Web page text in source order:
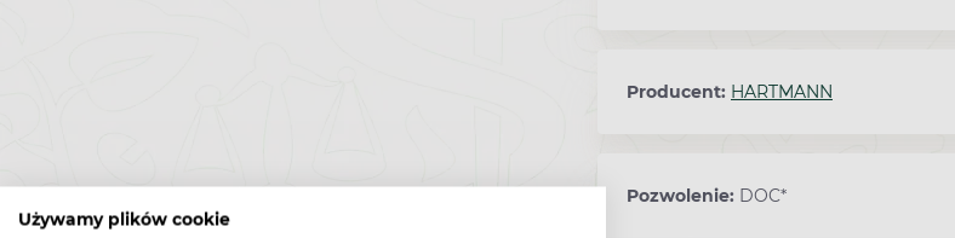
Używamy plików cookie
Producent: HARTMANN
Pozwolenie: DOC*